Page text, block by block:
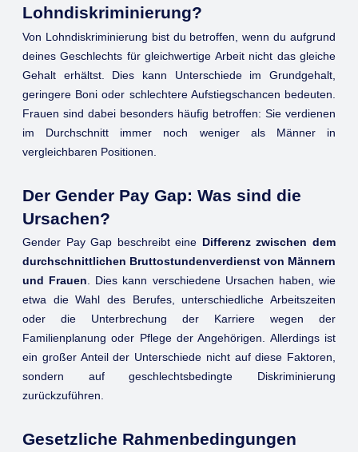
Lohndiskriminierung?
Von Lohndiskriminierung bist du betroffen, wenn du aufgrund
deines Geschlechts für gleichwertige Arbeit nicht das gleiche
Gehalt erhältst. Dies kann Unterschiede im Grundgehalt,
geringere Boni oder schlechtere Aufstiegschancen bedeuten.
Frauen sind dabei besonders häufig betroffen: Sie verdienen
im Durchschnitt immer noch weniger als Männer in
vergleichbaren Positionen.
Der Gender Pay Gap: Was sind die
Ursachen?
Gender Pay Gap beschreibt eine Differenz zwischen dem
durchschnittlichen Bruttostundenverdienst von Männern
und Frauen . Dies kann verschiedene Ursachen haben, wie
etwa die Wahl des Berufes, unterschiedliche Arbeitszeiten
oder die Unterbrechung der Karriere wegen der
Familienplanung oder Pflege der Angehörigen. Allerdings ist
ein großer Anteil der Unterschiede nicht auf diese Faktoren,
sondern auf geschlechtsbedingte Diskriminierung
zurückzuführen.
Gesetzliche Rahmenbedingungen